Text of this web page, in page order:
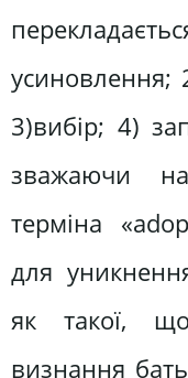
усиновлення;
3)вибір; 4)
зважаючи
терміна
для
як такої,
визнання